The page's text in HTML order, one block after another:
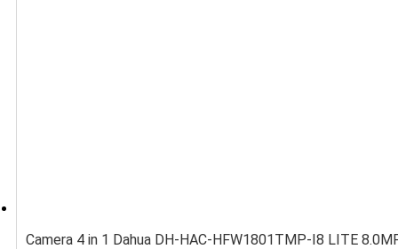
Camera 4 in 1 Dahua DH-HAC-HFW1801TMP-I8 LITE